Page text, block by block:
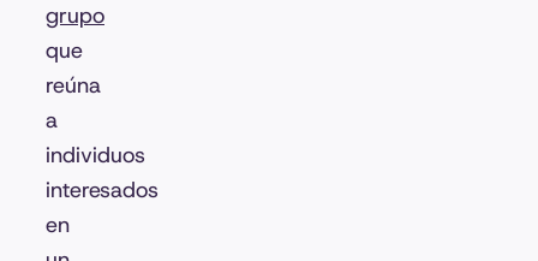
grupo
que
reúna
a
individuos
interesados
en